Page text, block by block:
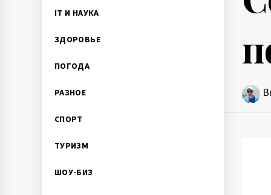
IT И НАУКА
ЗДОРОВЬЕ
ПОГОДА
РАЗНОЕ
СПОРТ
ТУРИЗМ
ШОУ-БИЗ